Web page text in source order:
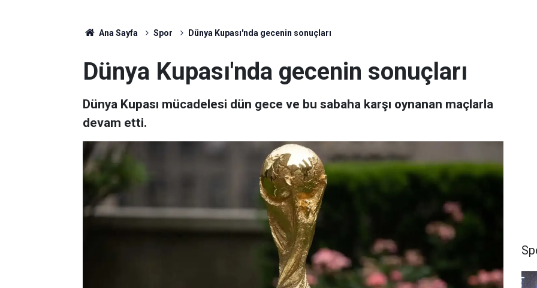
Ana Sayfa Spor Dünya Kupası'nda gecenin sonuçları
Dünya Kupası'nda gecenin sonuçları
Dünya Kupası mücadelesi dün gece ve bu sabaha karşı oynanan maçlarla
devam etti.